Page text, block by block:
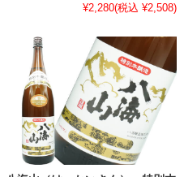
¥2,280(税込 ¥2,508)